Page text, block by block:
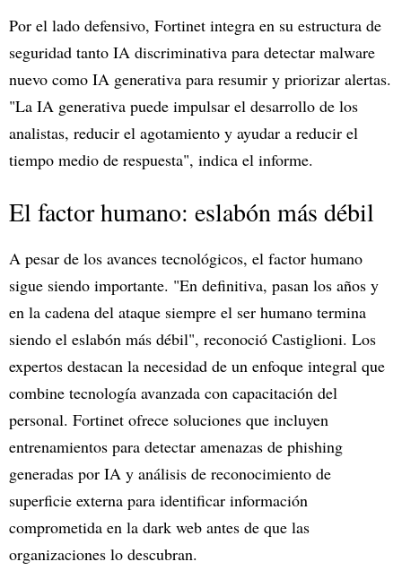
Por el lado defensivo, Fortinet integra en su estructura de
seguridad tanto IA discriminativa para detectar malware
nuevo como IA generativa para resumir y priorizar alertas.
"La IA generativa puede impulsar el desarrollo de los
analistas, reducir el agotamiento y ayudar a reducir el
tiempo medio de respuesta", indica el informe.
El factor humano: eslabón más débil
A pesar de los avances tecnológicos, el factor humano
sigue siendo importante. "En definitiva, pasan los años y
en la cadena del ataque siempre el ser humano termina
siendo el eslabón más débil", reconoció Castiglioni. Los
expertos destacan la necesidad de un enfoque integral que
combine tecnología avanzada con capacitación del
personal. Fortinet ofrece soluciones que incluyen
entrenamientos para detectar amenazas de phishing
generadas por IA y análisis de reconocimiento de
superficie externa para identificar información
comprometida en la dark web antes de que las
organizaciones lo descubran.